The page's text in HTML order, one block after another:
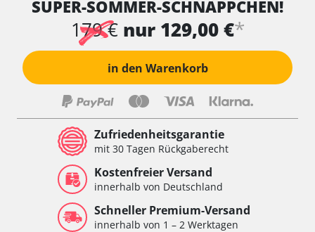
SUPER-SOMMER-SCHNÄPPCHEN!
179 € nur 129,00 €*
in den Warenkorb
Zufriedenheitsgarantie
mit 30 Tagen Rückgaberecht
Kostenfreier Versand
innerhalb von Deutschland
Schneller Premium-Versand
innerhalb von 1 – 2 Werktagen